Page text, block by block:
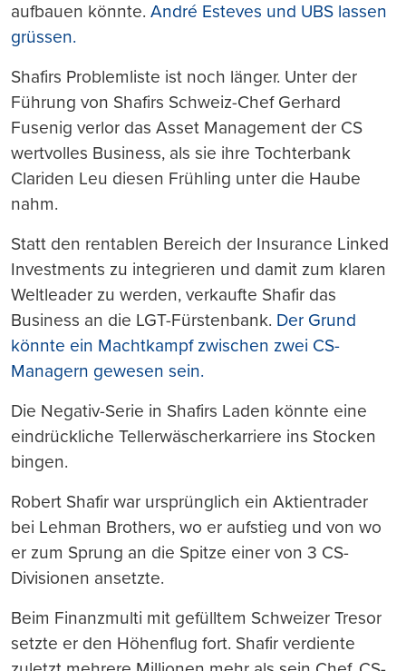
aufbauen könnte. André Esteves und UBS lassen
grüssen.
Shafirs Problemliste ist noch länger. Unter der
Führung von Shafirs Schweiz-Chef Gerhard
Fusenig verlor das Asset Management der CS
wertvolles Business, als sie ihre Tochterbank
Clariden Leu diesen Frühling unter die Haube
nahm.
Statt den rentablen Bereich der Insurance Linked
Investments zu integrieren und damit zum klaren
Weltleader zu werden, verkaufte Shafir das
Business an die LGT-Fürstenbank. Der Grund
könnte ein Machtkampf zwischen zwei CS-
Managern gewesen sein.
Die Negativ-Serie in Shafirs Laden könnte eine
eindrückliche Tellerwäscherkarriere ins Stocken
bingen.
Robert Shafir war ursprünglich ein Aktientrader
bei Lehman Brothers, wo er aufstieg und von wo
er zum Sprung an die Spitze einer von 3 CS-
Divisionen ansetzte.
Beim Finanzmulti mit gefülltem Schweizer Tresor
setzte er den Höhenflug fort. Shafir verdiente